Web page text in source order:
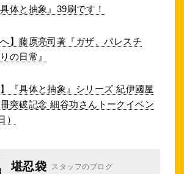
体と抽象』39刷です！
へ】藤原亮司著『ガザ、パレスチ
の日常』
】『具体と抽象』シリーズ 紀伊國屋
突破記念 細谷功さんトークイベン
）
堪忍袋 スタッフのブログ